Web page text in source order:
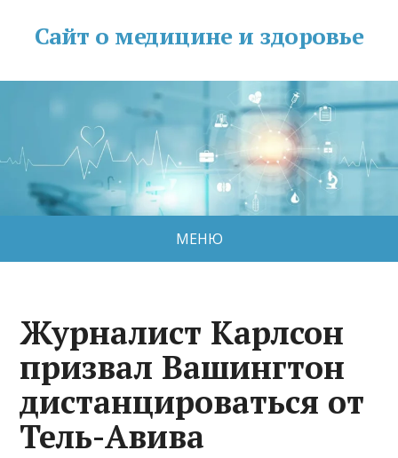
Сайт о медицине и здоровье
МЕНЮ
Журналист Карлсон
призвал Вашингтон
дистанцироваться от
Тель-Авива